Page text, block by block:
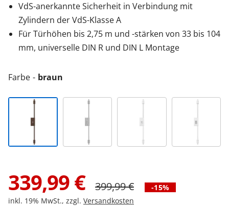
VdS-anerkannte Sicherheit in Verbindung mit
Zylindern der VdS-Klasse A
Für Türhöhen bis 2,75 m und -stärken von 33 bis 104
mm, universelle DIN R und DIN L Montage
Farbe braun
339,99€ 399,99€
-15%
inkl. 19% MwSt., zzgl. Versandkosten